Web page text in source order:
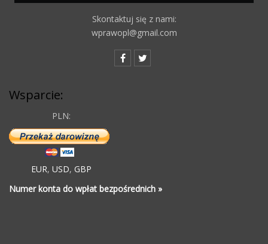
Skontaktuj się z nami:
wprawopl@gmail.com
Wsparcie:
PLN:
EUR, USD, GBP
Numer konta do wpłat bezpośrednich »